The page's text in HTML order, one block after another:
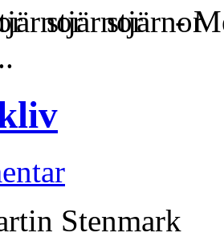
-
Stenmark